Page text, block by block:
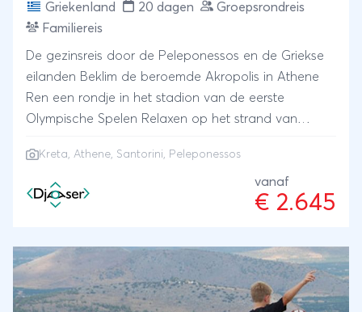
Griekenland 20 dagen
Groepsrondreis
Familiereis
De gezinsreis door de Peleponessos en de Griekse
eilanden Beklim de beroemde Akropolis in Athene
Ren een rondje in het stadion van de eerste
Olympische Spelen Relaxen op het strand van
Kreta, Athene, Santorini, Peleponessos
vanaf
€ 2.645